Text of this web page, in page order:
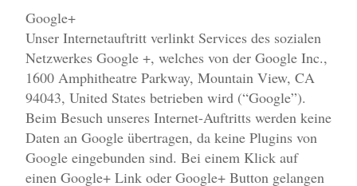
Google+
Unser Internetauftritt verlinkt Services des sozialen
Netzwerkes Google +, welches von der Google Inc.,
1600 Amphitheatre Parkway, Mountain View, CA
94043, United States betrieben wird (“Google”).
Beim Besuch unseres Internet-Auftritts werden keine
Daten an Google übertragen, da keine Plugins von
Google eingebunden sind. Bei einem Klick auf
einen Google+ Link oder Google+ Button gelangen